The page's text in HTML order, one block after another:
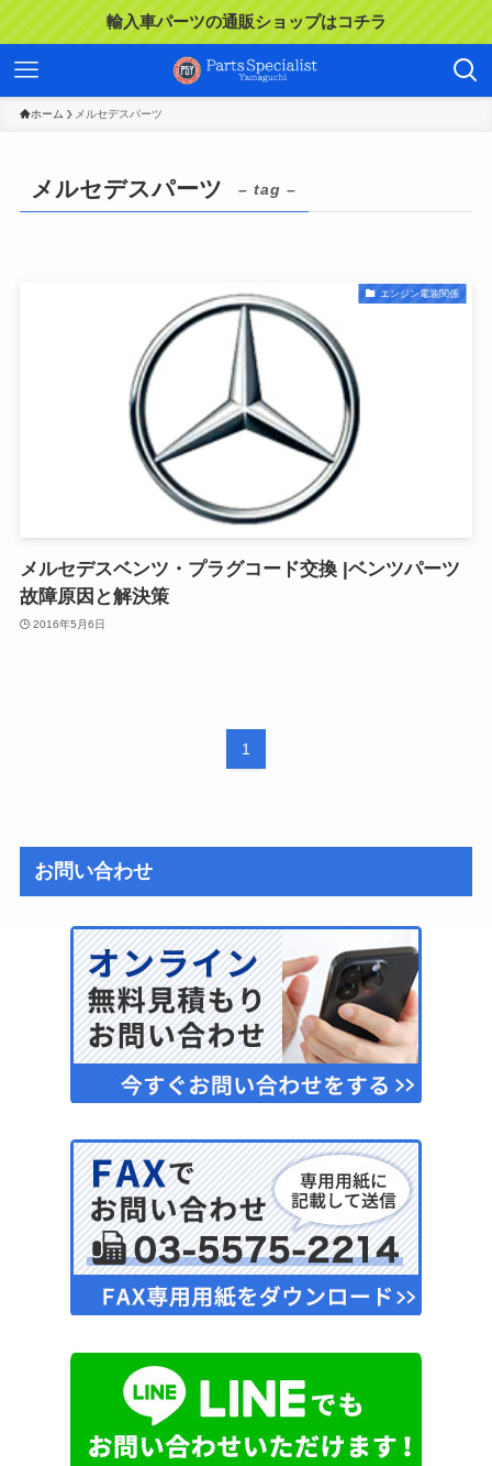
輸入車パーツの通販ショップはコチラ
ホーム メルセデスパーツ
メルセデスパーツ – tag –
エンジン電装関係
メルセデスベンツ・プラグコード交換 |ベンツパーツ
故障原因と解決策
2016年5月6日
1
お問い合わせ